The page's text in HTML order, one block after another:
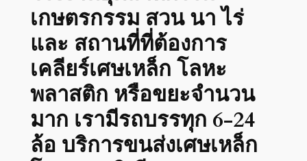
เกษตรกรรม สวน นา ไร่
และ สถานที่ที่ต้องการ
เคลียร์เศษเหล็ก โลหะ
พลาสติก หรือขยะจำนวน
มาก เรามีรถบรรทุก 6-24
ล้อ บริการขนส่งเศษเหล็ก